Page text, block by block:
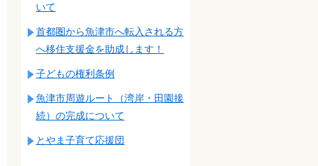
いて
首都圏から魚津市へ転入される方
へ移住支援金を助成します！
子どもの権利条例
魚津市周遊ルート（湾岸・田園接
続）の完成について
とやま子育て応援団